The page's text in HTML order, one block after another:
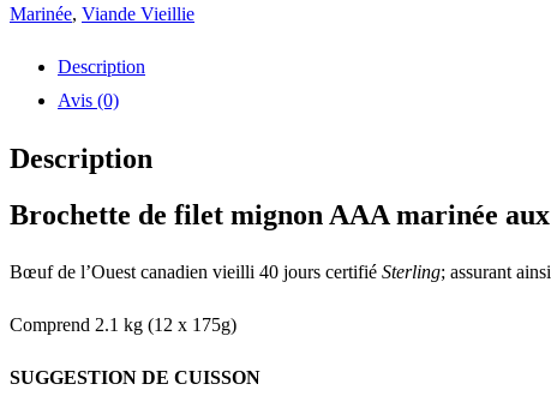
de
mignon
marinée
3
Marinée, Viande Vieillie
Description
Avis (0)
Description
Brochette de filet mignon AAA marinée
Bœuf de l’Ouest canadien vieilli 40 jours certifié Sterling; assurant
Comprend 2.1 kg (12 x 175g)
SUGGESTION DE CUISSON